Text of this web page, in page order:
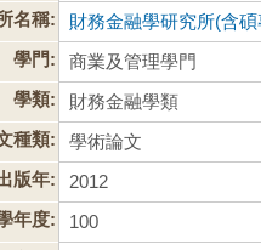
名稱:
財務金融學研究所(含碩
學門:
商業及管理學門
學類:
財務金融學類
種類:
學術論文
版年:
2012
年度:
100